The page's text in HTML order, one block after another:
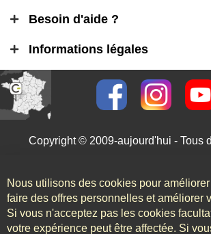
Besoin d'aide ?
Informations légales
Copyright © 2009-aujourd'hui - Tous
Nous utilisons des cookies pour
faire des offres personnelles et améliorer
Si vous n'acceptez pas les cookies
votre expérience peut être affectée. Si